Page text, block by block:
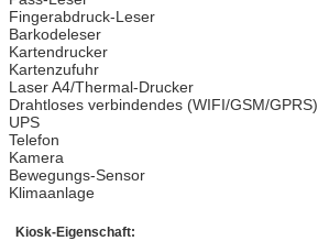
Fingerabdruck-Leser
Barkodeleser
Kartendrucker
Kartenzufuhr
Laser A4/Thermal-Drucker
Drahtloses verbindendes (WIFI/GSM/GPRS)
UPS
Telefon
Kamera
Bewegungs-Sensor
Klimaanlage
Kiosk-Eigenschaft: